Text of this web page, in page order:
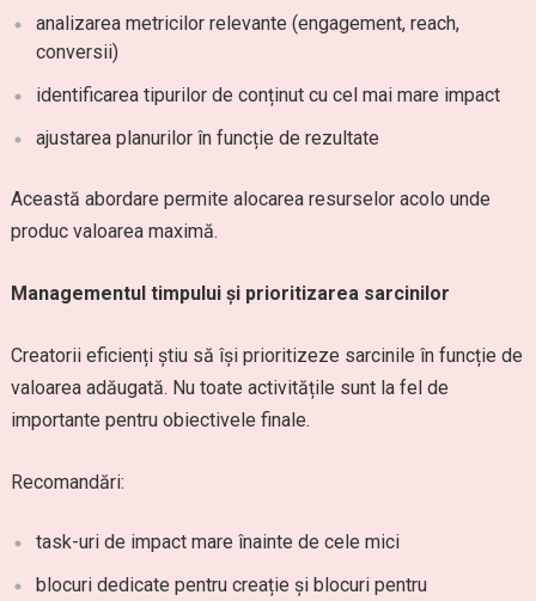
analizarea metricilor relevante (engagement, reach,
conversii)
identificarea tipurilor de conținut cu cel mai mare impact
ajustarea planurilor în funcție de rezultate
Această abordare permite alocarea resurselor acolo unde
produc valoarea maximă.
Managementul timpului și prioritizarea sarcinilor
Creatorii eficienți știu să își prioritizeze sarcinile în funcție de
valoarea adăugată. Nu toate activitățile sunt la fel de
importante pentru obiectivele finale.
Recomandări:
task-uri de impact mare înainte de cele mici
blocuri dedicate pentru creație și blocuri pentru